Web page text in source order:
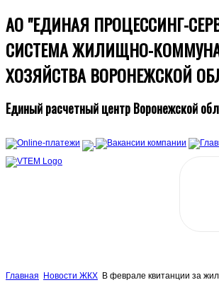
АО "ЕДИНАЯ ПРОЦЕССИНГ-
СИСТЕМА ЖИЛИЩНО-
ХОЗЯЙСТВА ВОРОНЕЖСКОЙ
Единый расчетный центр Воронежской
Главная Новости ЖКХ В феврале квитанции за